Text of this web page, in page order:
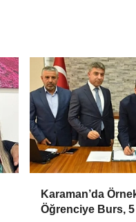
Karaman’da
Öğrenciye Burs, 5